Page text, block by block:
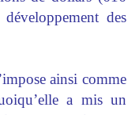
des
ainsi comme
a mis un